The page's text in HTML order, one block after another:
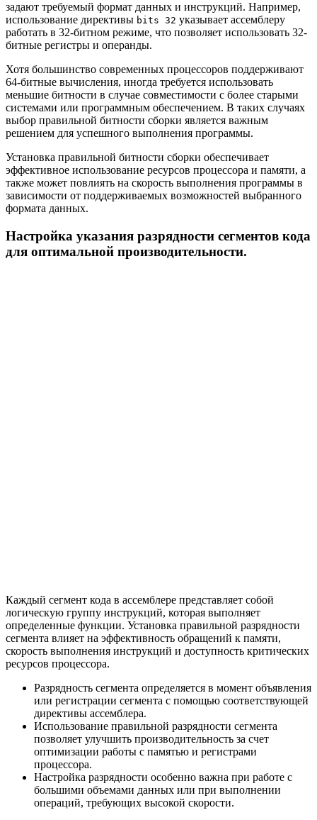
задают требуемый формат данных и инструкций. Например,
использование директивы bits 32 указывает ассемблеру
работать в 32-битном режиме, что позволяет использовать 32-
битные регистры и операнды.
Хотя большинство современных процессоров поддерживают
64-битные вычисления, иногда требуется использовать
меньшие битности в случае совместимости с более старыми
системами или программным обеспечением. В таких случаях
выбор правильной битности сборки является важным
решением для успешного выполнения программы.
Установка правильной битности сборки обеспечивает
эффективное использование ресурсов процессора и памяти, а
также может повлиять на скорость выполнения программы в
зависимости от поддерживаемых возможностей выбранного
формата данных.
Настройка указания разрядности сегментов кода
для оптимальной производительности.
Каждый сегмент кода в ассемблере представляет собой
логическую группу инструкций, которая выполняет
определенные функции. Установка правильной разрядности
сегмента влияет на эффективность обращений к памяти,
скорость выполнения инструкций и доступность критических
ресурсов процессора.
Разрядность сегмента определяется в момент объявления
или регистрации сегмента с помощью соответствующей
директивы ассемблера.
Использование правильной разрядности сегмента
позволяет улучшить производительность за счет
оптимизации работы с памятью и регистрами
процессора.
Настройка разрядности особенно важна при работе с
большими объемами данных или при выполнении
операций, требующих высокой скорости.